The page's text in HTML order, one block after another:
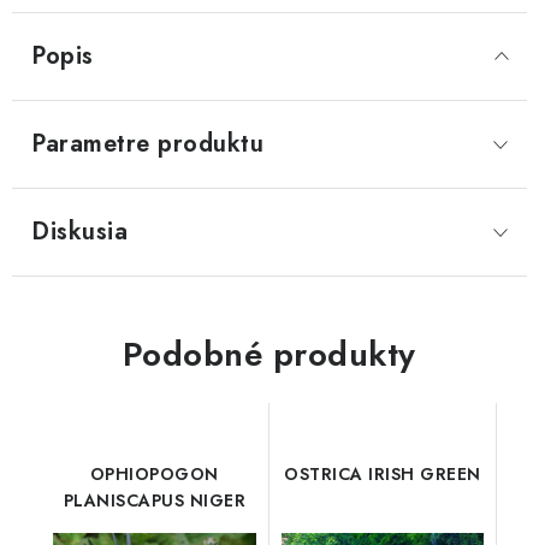
Popis
Parametre produktu
Diskusia
Podobné produkty
OPHIOPOGON
PLANISCAPUS NIGER
OSTRICA IRISH GREEN